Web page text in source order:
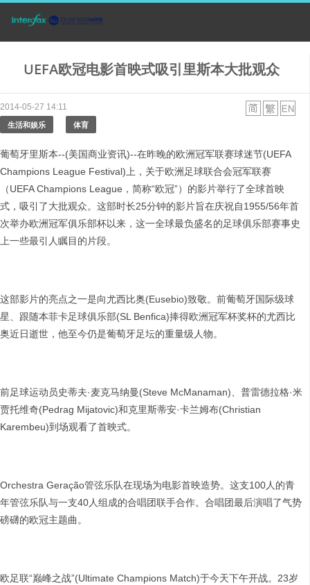
UEFA欧冠电影首映式吸引里斯本大批观众
2014-05-27 14:11
生活和娱乐 体育
葡萄牙里斯本--(美国商业资讯)--在昨晚的欧洲冠军联赛球迷节(UEFA
Champions League Festival)上，关于欧洲足球联合会冠军联赛
（UEFA Champions League，简称“欧冠”）的影片举行了全球首映
式，吸引了大批观众。这部时长25分钟的影片旨在庆祝自1955/56年首
次举办欧洲冠军俱乐部杯以来，这一全球最负盛名的足球俱乐部赛事史
上一些最引人瞩目的片段。
这部影片的亮点之一是向尤西比奥(Eusebio)致敬。前葡萄牙国际级球
星、跟随本菲卡足球俱乐部(SL Benfica)捧得欧洲冠军杯奖杯的尤西比
奥近日逝世，他至今仍是葡萄牙足坛的重量级人物。
前足球运动员史蒂夫·麦克马纳曼(Steve McManaman)、普雷德拉格·米
贾托维奇(Pedrag Mijatovic)和克里斯蒂安·卡兰姆布(Christian
Karembeu)到场观看了首映式。
Orchestra Geração管弦乐队在现场为电影首映造势。这支100人的青
年管弦乐队与一支40人组成的合唱团联手合作。合唱团最后演唱了气势
磅礴的欧冠主题曲。
欧足联“巅峰之战”(Ultimate Champions Match)于今天下午开战。23岁